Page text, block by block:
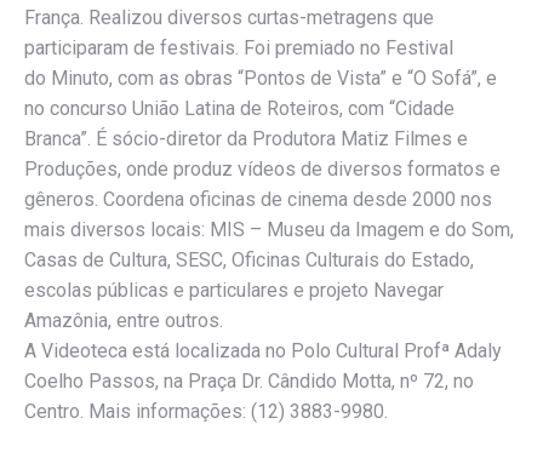
França. Realizou diversos curtas-metragens que
participaram de festivais. Foi premiado no Festival
do Minuto, com as obras “Pontos de Vista” e “O Sofá”, e
no concurso União Latina de Roteiros, com “Cidade
Branca”. É sócio-diretor da Produtora Matiz Filmes e
Produções, onde produz vídeos de diversos formatos e
gêneros. Coordena oficinas de cinema desde 2000 nos
mais diversos locais: MIS – Museu da Imagem e do Som,
Casas de Cultura, SESC, Oficinas Culturais do Estado,
escolas públicas e particulares e projeto Navegar
Amazônia, entre outros.
A Videoteca está localizada no Polo Cultural Profª Adaly
Coelho Passos, na Praça Dr. Cândido Motta, nº 72, no
Centro. Mais informações: (12) 3883-9980.